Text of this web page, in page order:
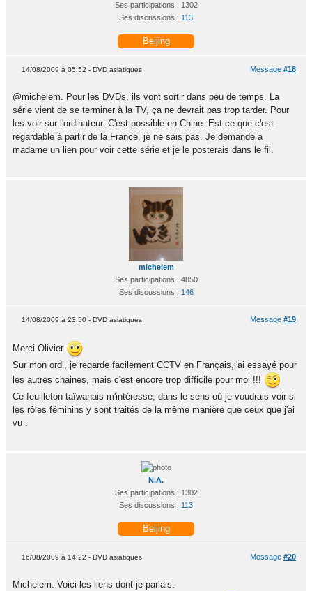
Ses participations : 1302
Ses discussions : 113
Beijing
Message #18
14/08/2009 à 05:52 - DVD asiatiques
@michelem. Pour les DVDs, ils vont sortir dans peu de temps. La
série vient de se terminer à la TV, ça ne devrait pas trop tarder. Pour
les voir sur l'ordinateur. C'est possible en Chine. Est ce que c'est
regardable à partir de la France, je ne sais pas. Je demande à
madame un lien pour voir cette série et je le posterais dans le fil.
michelem
Ses participations : 4850
Ses discussions : 146
Message #19
14/08/2009 à 23:50 - DVD asiatiques
Merci Olivier
Sur mon ordi, je regarde facilement CCTV en Français,j'ai essayé pour
les autres chaines, mais c'est encore trop difficile pour moi !!!
Ce feuilleton taïwanais m'intéresse, dans le sens où je voudrais voir si
les rôles féminins y sont traités de la même manière que ceux que j'ai
vu .
N.A.
Ses participations : 1302
Ses discussions : 113
Beijing
Message #20
16/08/2009 à 14:22 - DVD asiatiques
Michelem. Voici les liens dont je parlais.